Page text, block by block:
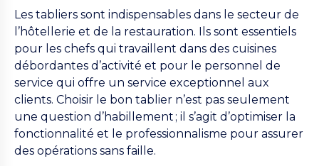
Les tabliers sont indispensables dans le secteur de
l’hôtellerie et de la restauration. Ils sont essentiels
pour les chefs qui travaillent dans des cuisines
débordantes d’activité et pour le personnel de
service qui offre un service exceptionnel aux
clients. Choisir le bon tablier n’est pas seulement
une question d’habillement ; il s’agit d’optimiser la
fonctionnalité et le professionnalisme pour assurer
des opérations sans faille.